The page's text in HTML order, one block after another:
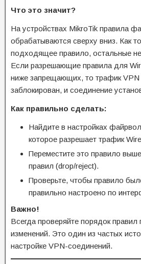
Что это значит?
На устройствах MikroTik правила
обрабатываются сверху вниз. Как
подходящее правило, остальные
Если разрешающие правила для
ниже запрещающих, то трафик
заблокирован, и соединение
Как правильно сделать:
Найдите в настройках
которое разрешает трафик
Переместите это правило
правил (drop/reject).
Проверьте, чтобы правило
правильно настроено по
Важно!
Всегда проверяйте порядок правил
изменений. Это один из частых
настройке VPN-соединений.